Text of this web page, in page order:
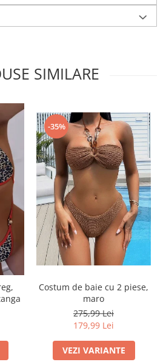
SIMILARE
tanga
-35%
Costum de baie cu 2 piese,
maro
275,99 Lei
179,99 Lei
VEZI VARIANTE